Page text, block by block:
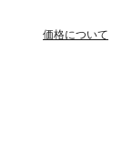
価格について